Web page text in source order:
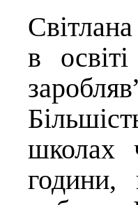
в
школах
години,